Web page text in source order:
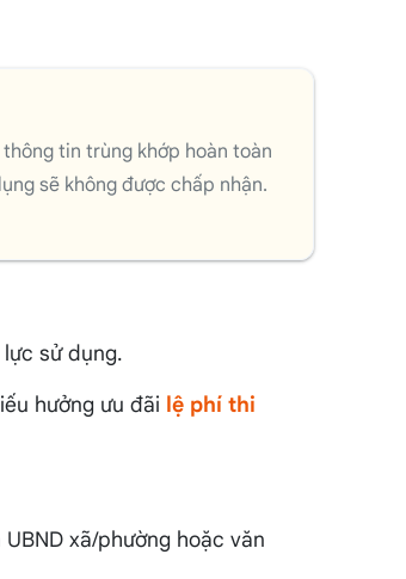
tin trùng khớp hoàn toàn
sẽ không được chấp nhận.
sử dụng.
hưởng ưu đãi lệ phí thi
xã/phường hoặc văn